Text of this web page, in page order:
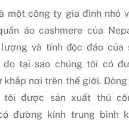
một công ty gia đình nhỏ
áo cashmere của
lượng và tính độc đáo của
tại sao chúng tôi có
khắp nơi trên thế giới. Dòng
tôi được sản xuất thủ
đường kính trung bình